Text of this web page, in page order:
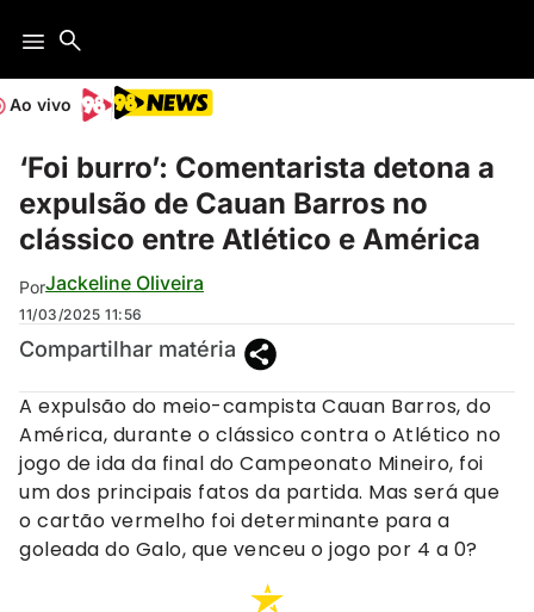
Ao vivo
‘Foi burro’: Comentarista detona a
expulsão de Cauan Barros no
clássico entre Atlético e América
PorJackeline Oliveira
11/03/2025 11:56
Compartilhar matéria
A expulsão do meio-campista Cauan Barros, do
América, durante o clássico contra o Atlético no
jogo de ida da final do Campeonato Mineiro, foi
um dos principais fatos da partida. Mas será que
o cartão vermelho foi determinante para a
goleada do Galo, que venceu o jogo por 4 a 0?